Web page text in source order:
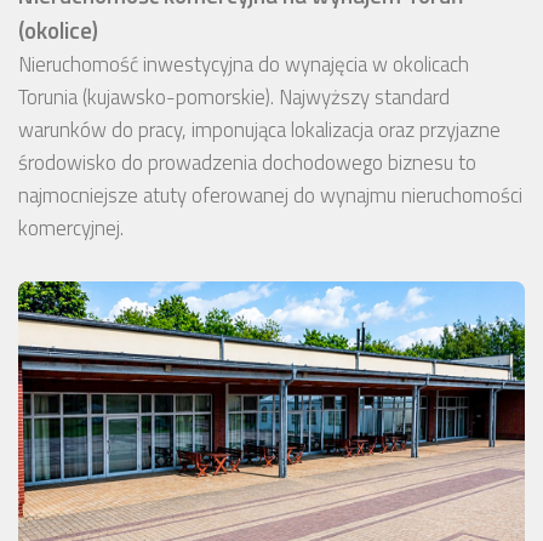
(okolice)
Nieruchomość inwestycyjna do wynajęcia w okolicach
Torunia (kujawsko-pomorskie). Najwyższy standard
warunków do pracy, imponująca lokalizacja oraz przyjazne
środowisko do prowadzenia dochodowego biznesu to
najmocniejsze atuty oferowanej do wynajmu nieruchomości
komercyjnej.